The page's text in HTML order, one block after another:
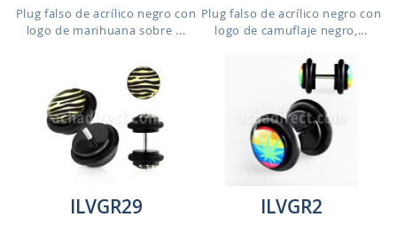
Plug falso de acrílico negro con
logo de marihuana sobre ...
Plug falso de acrílico negro con
logo de camuflaje negro,...
ILVGR29
ILVGR2